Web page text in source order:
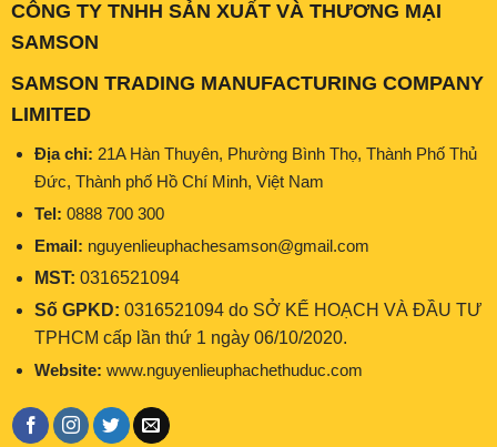
CÔNG TY TNHH SẢN XUẤT VÀ THƯƠNG MẠI
SAMSON
SAMSON TRADING MANUFACTURING COMPANY
LIMITED
Địa chỉ: 21A Hàn Thuyên, Phường Bình Thọ, Thành Phố Thủ
Đức, Thành phố Hồ Chí Minh, Việt Nam
Tel: 0888 700 300
Email: nguyenlieuphachesamson@gmail.com
MST: 0316521094
Số GPKD: 0316521094 do SỞ KẾ HOẠCH VÀ ĐẦU TƯ
TPHCM cấp lần thứ 1 ngày 06/10/2020.
Website: www.nguyenlieuphachethuduc.com